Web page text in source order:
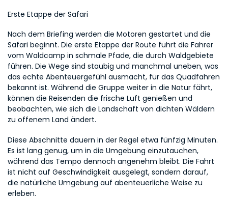
Erste Etappe der Safari
Nach dem Briefing werden die Motoren gestartet und die
Safari beginnt. Die erste Etappe der Route führt die Fahrer
vom Waldcamp in schmale Pfade, die durch Waldgebiete
führen. Die Wege sind staubig und manchmal uneben, was
das echte Abenteuergefühl ausmacht, für das Quadfahren
bekannt ist. Während die Gruppe weiter in die Natur fährt,
können die Reisenden die frische Luft genießen und
beobachten, wie sich die Landschaft von dichten Wäldern
zu offenem Land ändert.
Diese Abschnitte dauern in der Regel etwa fünfzig Minuten.
Es ist lang genug, um in die Umgebung einzutauchen,
während das Tempo dennoch angenehm bleibt. Die Fahrt
ist nicht auf Geschwindigkeit ausgelegt, sondern darauf,
die natürliche Umgebung auf abenteuerliche Weise zu
erleben.